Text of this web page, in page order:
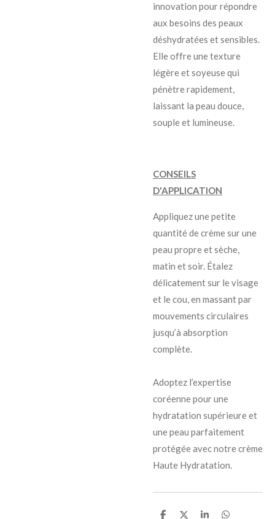
innovation pour répondre
aux besoins des peaux
déshydratées et sensibles.
Elle offre une texture
légère et soyeuse qui
pénètre rapidement,
laissant la peau douce,
souple et lumineuse.
CONSEILS
D'APPLICATION
Appliquez une petite
quantité de crème sur une
peau propre et sèche,
matin et soir. Étalez
délicatement sur le visage
et le cou, en massant par
mouvements circulaires
jusqu’à absorption
complète.
Adoptez l’expertise
coréenne pour une
hydratation supérieure et
une peau parfaitement
protégée avec notre crème
Haute Hydratation.